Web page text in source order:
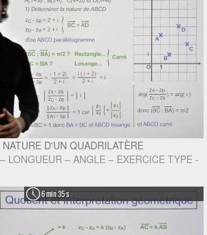
D'UN QUADRILATÈRE
LONGUEUR – ANGLE – EXERCICE TYPE -
6 min 35 s